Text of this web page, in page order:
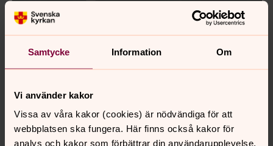
Samtycke Information Om
Vi använder kakor
Vissa av våra kakor (cookies) är nödvändiga för att
webbplatsen ska fungera. Här finns också kakor för
analys och kakor som förbättrar din användarupplevelse,
"En fantastisk kvinna"! Barnbarnet Eva beskriver sin
andra.